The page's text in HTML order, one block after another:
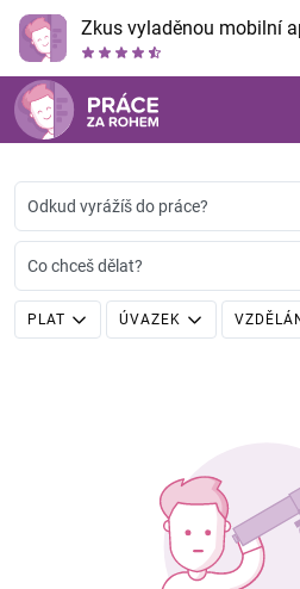
Zkus vyladěnou mobilní
Odkud vyrážíš do práce?
Co chceš dělat?
PLAT ÚVAZEK